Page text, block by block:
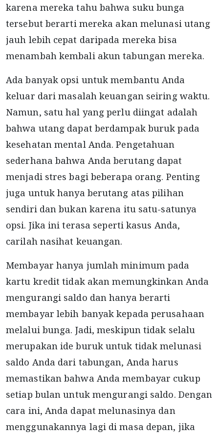
karena mereka tahu bahwa suku bunga
tersebut berarti mereka akan melunasi utang
jauh lebih cepat daripada mereka bisa
menambah kembali akun tabungan mereka.
Ada banyak opsi untuk membantu Anda
keluar dari masalah keuangan seiring waktu.
Namun, satu hal yang perlu diingat adalah
bahwa utang dapat berdampak buruk pada
kesehatan mental Anda. Pengetahuan
sederhana bahwa Anda berutang dapat
menjadi stres bagi beberapa orang. Penting
juga untuk hanya berutang atas pilihan
sendiri dan bukan karena itu satu-satunya
opsi. Jika ini terasa seperti kasus Anda,
carilah nasihat keuangan.
Membayar hanya jumlah minimum pada
kartu kredit tidak akan memungkinkan Anda
mengurangi saldo dan hanya berarti
membayar lebih banyak kepada perusahaan
melalui bunga. Jadi, meskipun tidak selalu
merupakan ide buruk untuk tidak melunasi
saldo Anda dari tabungan, Anda harus
memastikan bahwa Anda membayar cukup
setiap bulan untuk mengurangi saldo. Dengan
cara ini, Anda dapat melunasinya dan
menggunakannya lagi di masa depan, jika